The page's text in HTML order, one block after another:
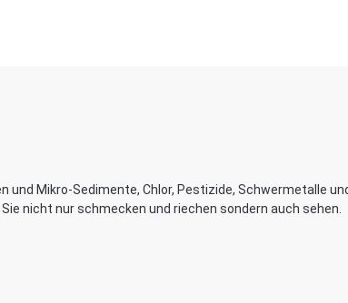
Mikro-Sedimente, Chlor, Pestizide, Schwermetalle
nicht nur schmecken und riechen sondern auch sehen.